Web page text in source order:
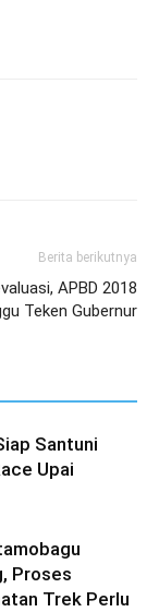
Berita berikutnya
APBD 2018
Teken Gubernur
Santuni
Upai
Proses
Trek Perlu